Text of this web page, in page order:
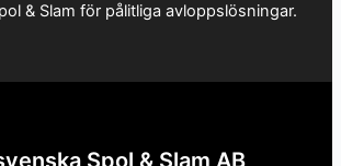
& Slam för pålitliga avloppslösningar.
Spol & Slam AB